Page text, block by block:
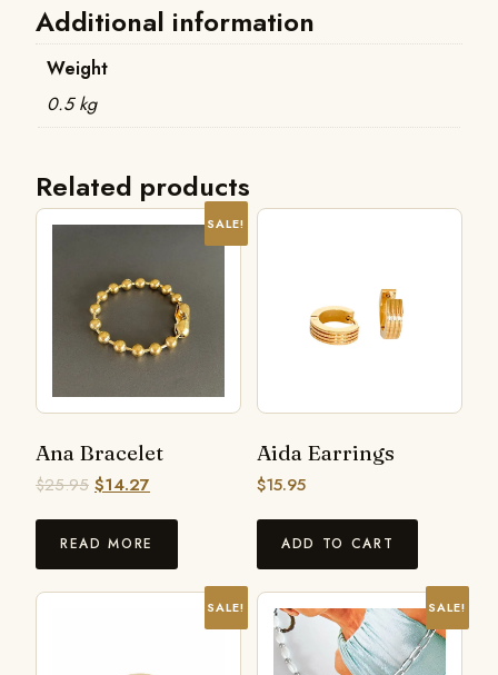
Additional information
Weight
0.5 kg
Related products
SALE!
Ana Bracelet
$25.95 $14.27
READ MORE
Aida Earrings
$15.95
ADD TO CART
SALE! SALE!